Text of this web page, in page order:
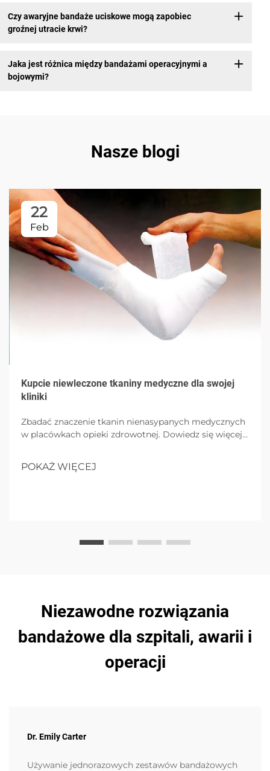
Czy awaryjne bandaże uciskowe mogą zapobiec
groźnej utracie krwi?
Jaka jest różnica między bandażami operacyjnymi a
bojowymi?
Nasze blogi
22
Feb
Kupcie niewleczone tkaniny medyczne dla swojej
kliniki
Zbadać znaczenie tkanin nienasypanych medycznych
w placówkach opieki zdrowotnej. Dowiedz się więcej
dla klinik, rozważaniach dotyczących wyboru i
przyszłych trendach w zakresie zrównoważonych
POKAŻ WIĘCEJ
Niezawodne rozwiązania
bandażowe dla szpitali, awarii i
operacji
Dr. Emily Carter
Używanie jednorazowych zestawów bandażowych